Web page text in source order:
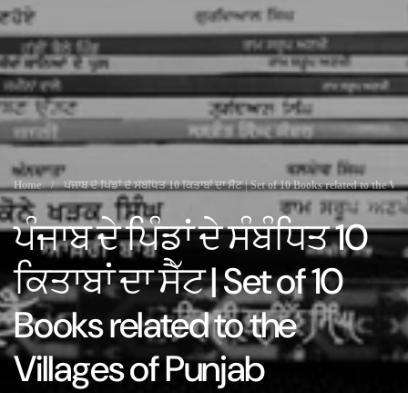
Home / ਪੰਜਾਬ ਦੇ ਪਿੰਡਾਂ ਦੇ ਸੰਬੰਧਿਤ 10 ਕਿਤਾਬਾਂ ਦਾ ਸੈੱਟ | Set of 10 Books related to the
ਪੰਜਾਬ ਦੇ ਪਿੰਡਾਂ ਦੇ ਸੰਬੰਧਿਤ 10
ਕਿਤਾਬਾਂ ਦਾ ਸੈੱਟ | Set of 10
Books related to the
Villages of Punjab